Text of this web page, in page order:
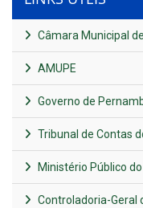
Câmara Municipal
AMUPE
Governo de
Tribunal de Contas
Ministério Público
Controladoria-Geral